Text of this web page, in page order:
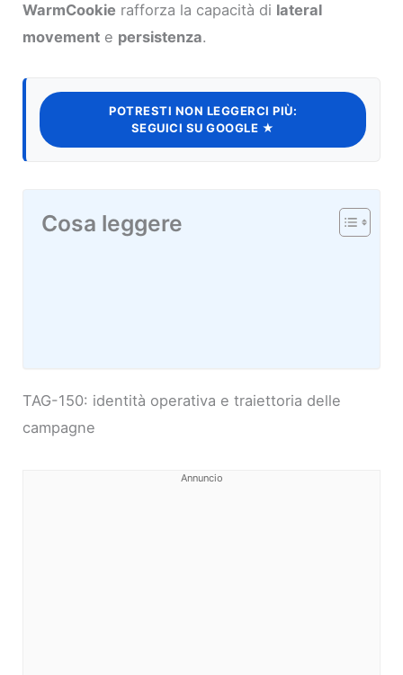
WarmCookie rafforza la capacità di lateral
movement e persistenza.
POTRESTI NON LEGGERCI PIÙ:
SEGUICI SU GOOGLE ★
Cosa leggere
TAG-150: identità operativa e traiettoria delle
campagne
Annuncio